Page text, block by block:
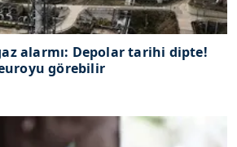
alarmı: Depolar tarihi dipte!
görebilir